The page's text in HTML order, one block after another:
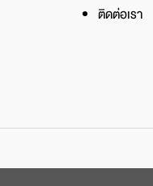
ติดต่อเรา